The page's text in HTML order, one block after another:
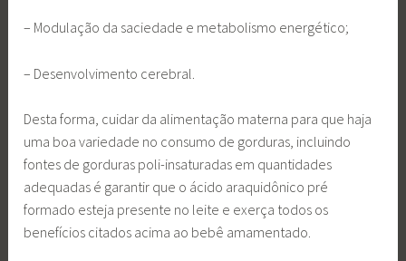
– Modulação da saciedade e metabolismo energético;
– Desenvolvimento cerebral.
Desta forma, cuidar da alimentação materna para que haja
uma boa variedade no consumo de gorduras, incluindo
fontes de gorduras poli-insaturadas em quantidades
adequadas é garantir que o ácido araquidônico pré
formado esteja presente no leite e exerça todos os
benefícios citados acima ao bebê amamentado.